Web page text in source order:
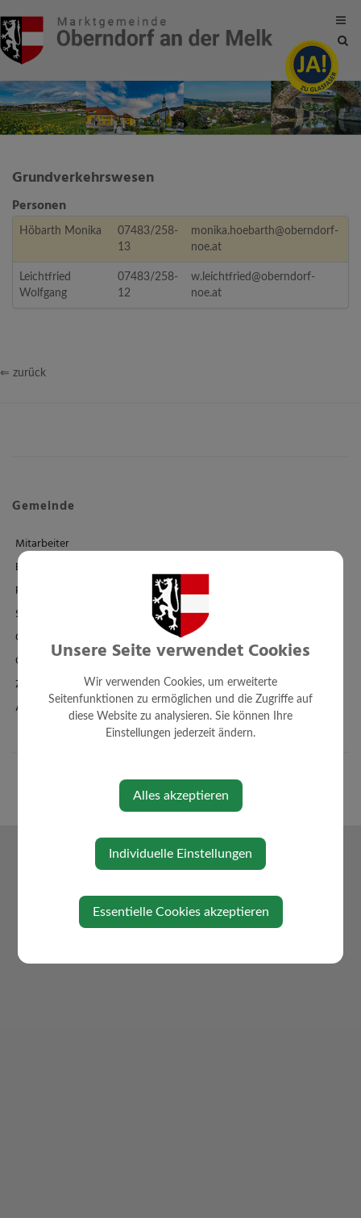
Site
Grundverkehrswesen
Personen
Höbarth Monika
07483/258-
13
monika.hoebarth@oberndorf-
noe.at
Leichtfried
Wolfgang
07483/258-
12
w.leichtfried@oberndorf-
noe.at
⇐ zurück
Gemeinde
Mitarbeiter
Einrichtungen
Politik
Standesamt
Ortsplan - FWP - BPL
Örtl. Entwicklungskonzept
Zahlen + Fakten
Amtssignatur
Unsere Seite verwendet Cookies
Wir verwenden Cookies, um erweiterte
Seitenfunktionen zu ermöglichen und die Zugriffe auf
diese Website zu analysieren. Sie können Ihre
Einstellungen jederzeit ändern.
Alles akzeptieren
Individuelle Einstellungen
Essentielle Cookies akzeptieren